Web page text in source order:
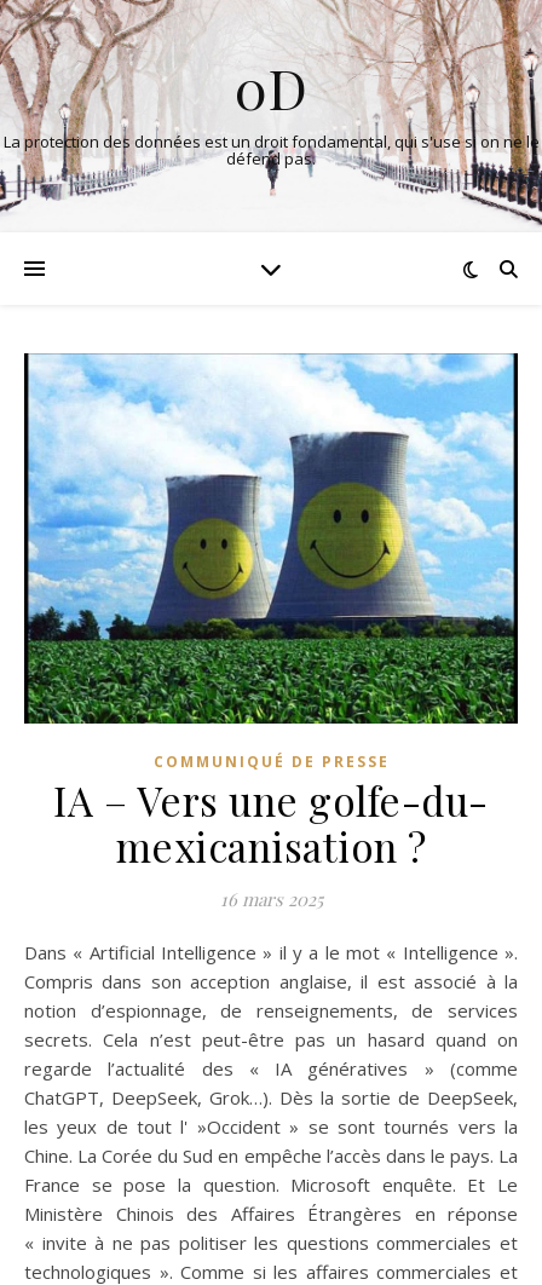
0D
La protection des données est un droit fondamental, qui s'use si on ne le
défend pas.
COMMUNIQUÉ DE PRESSE
IA – Vers une golfe-du-
mexicanisation ?
16 mars 2025
Dans « Artificial Intelligence » il y a le mot « Intelligence ».
Compris dans son acception anglaise, il est associé à la
notion d’espionnage, de renseignements, de services
secrets. Cela n’est peut-être pas un hasard quand on
regarde l’actualité des « IA génératives » (comme
ChatGPT, DeepSeek, Grok…). Dès la sortie de DeepSeek,
les yeux de tout l' »Occident » se sont tournés vers la
Chine. La Corée du Sud en empêche l’accès dans le pays. La
France se pose la question. Microsoft enquête. Et Le
Ministère Chinois des Affaires Étrangères en réponse
« invite à ne pas politiser les questions commerciales et
technologiques ». Comme si les affaires commerciales et